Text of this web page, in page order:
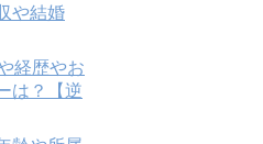
や結婚
経歴やお
は？【逆